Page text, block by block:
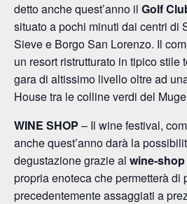
detto anche quest’anno il Golf
situato a pochi minuti dai centri di
Sieve e Borgo San Lorenzo. Il
un resort ristrutturato in tipico stile
gara di altissimo livello oltre ad
House tra le colline verdi del
WINE SHOP – Il wine festival,
anche quest’anno darà la
degustazione grazie al wine-
propria enoteca che permetterà di
precedentemente assaggiati a